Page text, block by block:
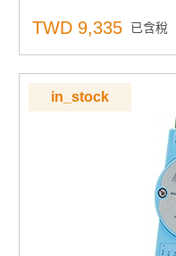
TWD 9,335 已含稅
in_stock